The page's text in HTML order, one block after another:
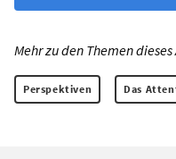
Mehr zu den Themen
Perspektiven Das